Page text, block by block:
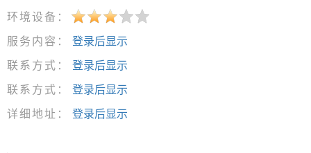
环境设备：
服务内容：
登录后显示
联系方式：
登录后显示
联系方式：
登录后显示
详细地址：
登录后显示